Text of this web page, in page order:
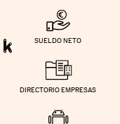
SUELDO NETO
DIRECTORIO EMPRESAS